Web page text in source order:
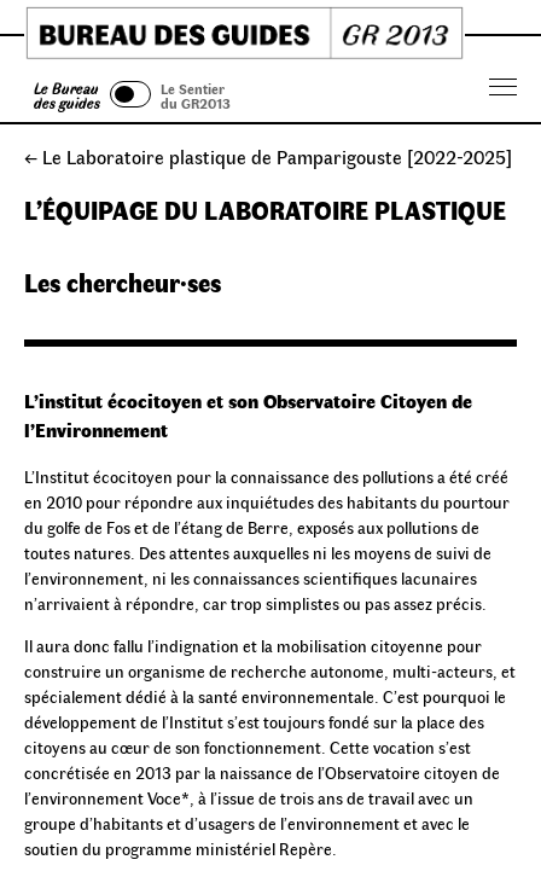
Skip
to
content
Le Bureau
des guides
Le Sentier
du GR2013
← Le Laboratoire plastique de Pamparigouste [2022-2025]
L’ÉQUIPAGE DU LABORATOIRE PLASTIQUE
Les chercheur·ses
L’institut écocitoyen et son Observatoire Citoyen de
l’Environnement
L’Institut écocitoyen pour la connaissance des pollutions a été créé
en 2010 pour répondre aux inquiétudes des habitants du pourtour
du golfe de Fos et de l’étang de Berre, exposés aux pollutions de
toutes natures. Des attentes auxquelles ni les moyens de suivi de
l’environnement, ni les connaissances scientifiques lacunaires
n’arrivaient à répondre, car trop simplistes ou pas assez précis.
Il aura donc fallu l’indignation et la mobilisation citoyenne pour
construire un organisme de recherche autonome, multi-acteurs, et
spécialement dédié à la santé environnementale. C’est pourquoi le
développement de l’Institut s’est toujours fondé sur la place des
citoyens au cœur de son fonctionnement. Cette vocation s’est
concrétisée en 2013 par la naissance de l’Observatoire citoyen de
l’environnement Voce*, à l’issue de trois ans de travail avec un
groupe d’habitants et d’usagers de l’environnement et avec le
soutien du programme ministériel Repère.